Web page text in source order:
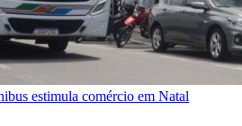
estimula comércio em Natal